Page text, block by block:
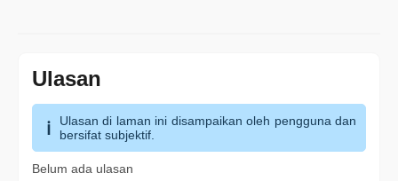
Ulasan
Ulasan di laman ini disampaikan oleh pengguna dan
bersifat subjektif.
Belum ada ulasan